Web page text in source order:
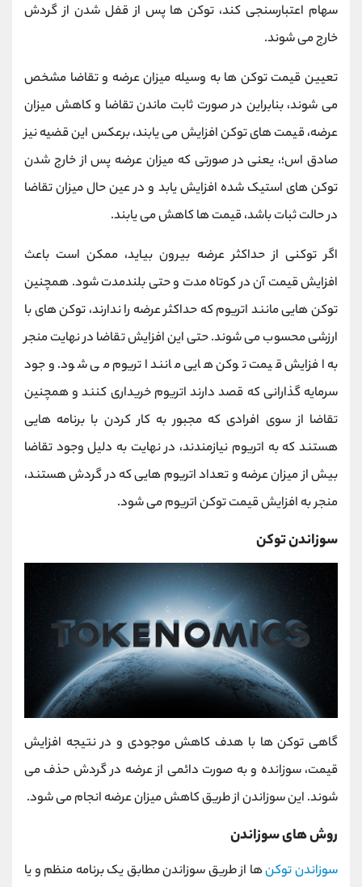
سهام اعتبارسنجی کند، توکن ها پس از قفل شدن از گردش
خارج می شوند.
تعیین قیمت توکن ها به وسیله میزان عرضه و تقاضا مشخص
می شوند، بنابراین در صورت ثابت ماندن تقاضا و کاهش میزان
عرضه، قیمت های توکن افزایش می یابند، برعکس این قضیه نیز
صادق اس؛، یعنی در صورتی که میزان عرضه پس از خارج شدن
توکن های استیک شده افزایش یابد و در عین حال میزان تقاضا
در حالت ثبات باشد، قیمت ها کاهش می یابند.
اگر توکنی از حداکثر عرضه بیرون بیاید، ممکن است باعث
افزایش قیمت آن در کوتاه مدت و حتی بلندمدت شود. همچنین
توکن هایی مانند اتریوم که حداکثر عرضه را ندارند، توکن های با
ارزشی محسوب می شوند. حتی این افزایش تقاضا در نهایت منجر
به افزایش قیمت توکن هایی مانند اتریوم می شود. وجود
سرمایه گذارانی که قصد دارند اتریوم خریداری کنند و همچنین
تقاضا از سوی افرادی که مجبور به کار کردن با برنامه هایی
هستند که به اتریوم نیازمندند، در نهایت به دلیل وجود تقاضا
بیش از میزان عرضه و تعداد اتریوم هایی که در گردش هستند،
منجر به افزایش قیمت توکن اتریوم می شود.
سوزاندن توکن
گاهی توکن ها با هدف کاهش موجودی و در نتیجه افزایش
قیمت، سوزانده و به صورت دائمی از عرضه در گردش حذف می
شوند. این سوزاندن از طریق کاهش میزان عرضه انجام می شود.
روش های سوزاندن
سوزاندن توکنها از طریق سوزاندن مطابق یک برنامه منظم و یا